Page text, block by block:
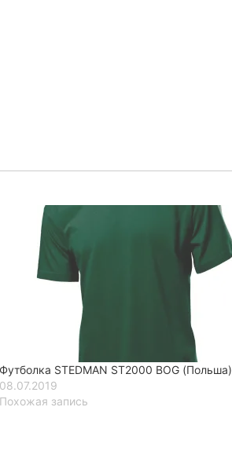
Футболка STEDMAN ST2000 BOG (Польша)
08.07.2019
Похожая запись